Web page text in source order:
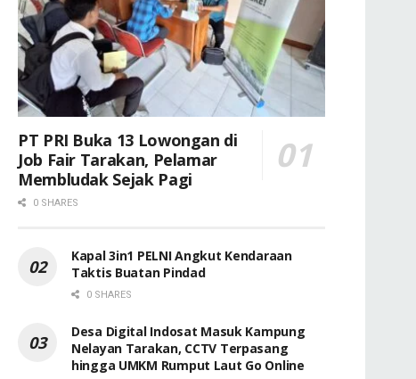
PT PRI Buka 13 Lowongan di
Job Fair Tarakan, Pelamar
Membludak Sejak Pagi
0 SHARES
Kapal 3in1 PELNI Angkut Kendaraan
Taktis Buatan Pindad
0 SHARES
Desa Digital Indosat Masuk Kampung
Nelayan Tarakan, CCTV Terpasang
hingga UMKM Rumput Laut Go Online